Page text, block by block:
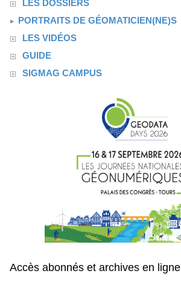
LES DOSSIERS
PORTRAITS DE GÉOMATICIEN(NE)S
LES VIDÉOS
GUIDE
SIGMAG CAMPUS
Accès abonnés et archives en ligne